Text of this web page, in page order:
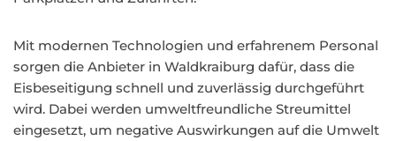
Mit modernen Technologien und erfahrenem Personal
sorgen die Anbieter in Waldkraiburg dafür, dass die
Eisbeseitigung schnell und zuverlässig durchgeführt
wird. Dabei werden umweltfreundliche Streumittel
eingesetzt, um negative Auswirkungen auf die Umwelt